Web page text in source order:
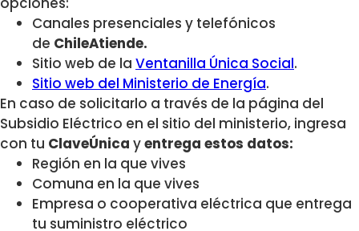
Canales presenciales y telefónicos
de ChileAtiende.
Sitio web de la Ventanilla Única Social.
Sitio web del Ministerio de Energía.
En caso de solicitarlo a través de la página del
Subsidio Eléctrico en el sitio del ministerio, ingresa
con tu ClaveÚnica yentrega estos datos:
Región en la que vives
Comuna en la que vives
Empresa o cooperativa eléctrica que entrega
tu suministro eléctrico